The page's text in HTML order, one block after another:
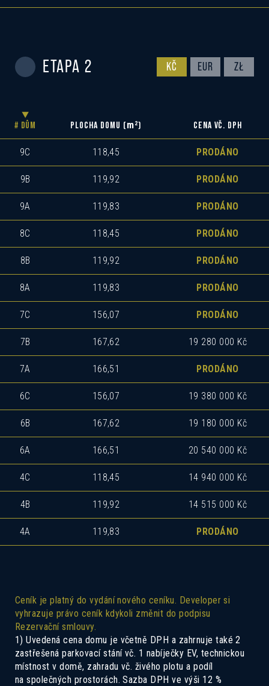
ETAPA 2 KČ EUR ZŁ
# DŮM PLOCHA DOMU (m2) CENA VČ. DPH
9C 118,45 PRODÁNO
9B 119,92 PRODÁNO
9A 119,83 PRODÁNO
8C 118,45 PRODÁNO
8B 119,92 PRODÁNO
8A 119,83 PRODÁNO
7C 156,07 PRODÁNO
7B 167,62 19 280 000 Kč
7A 166,51 PRODÁNO
6C 156,07 19 380 000 Kč
6B 167,62 19 180 000 Kč
6A 166,51 20 540 000 Kč
4C 118,45 14 940 000 Kč
4B 119,92 14 515 000 Kč
4A 119,83 PRODÁNO
Ceník je platný do vydání nového ceníku. Developer si
vyhrazuje právo ceník kdykoli změnit do podpisu
Rezervační smlouvy.
1) Uvedená cena domu je včetně DPH a zahrnuje také 2
zastřešená parkovací stání vč. 1 nabíječky EV, technickou
místnost v domě, zahradu vč. živého plotu a podíl
na společných prostorách. Sazba DPH ve výši 12 %
Pokud Vás zajímá tento dům, ozvěte se
nám a rádi Vás seznámíme se všemi